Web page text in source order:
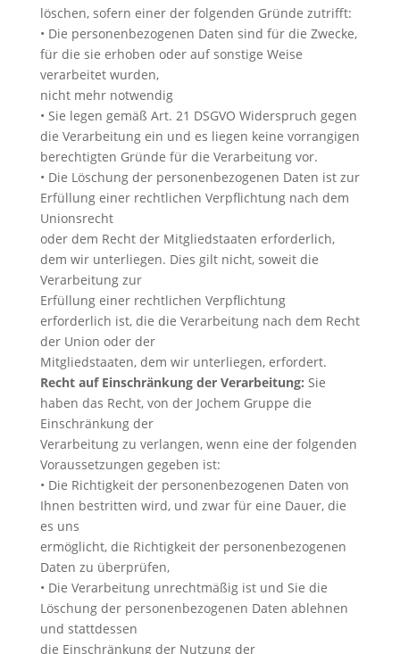
löschen, sofern einer der folgenden Gründe zutrifft:
• Die personenbezogenen Daten sind für die Zwecke,
für die sie erhoben oder auf sonstige Weise
verarbeitet wurden,
nicht mehr notwendig
• Sie legen gemäß Art. 21 DSGVO Widerspruch gegen
die Verarbeitung ein und es liegen keine vorrangigen
berechtigten Gründe für die Verarbeitung vor.
• Die Löschung der personenbezogenen Daten ist zur
Erfüllung einer rechtlichen Verpflichtung nach dem
Unionsrecht
oder dem Recht der Mitgliedstaaten erforderlich,
dem wir unterliegen. Dies gilt nicht, soweit die
Verarbeitung zur
Erfüllung einer rechtlichen Verpflichtung
erforderlich ist, die die Verarbeitung nach dem Recht
der Union oder der
Mitgliedstaaten, dem wir unterliegen, erfordert.
Recht auf Einschränkung der Verarbeitung: Sie
haben das Recht, von der Jochem Gruppe die
Einschränkung der
Verarbeitung zu verlangen, wenn eine der folgenden
Voraussetzungen gegeben ist:
• Die Richtigkeit der personenbezogenen Daten von
Ihnen bestritten wird, und zwar für eine Dauer, die
es uns
ermöglicht, die Richtigkeit der personenbezogenen
Daten zu überprüfen,
• Die Verarbeitung unrechtmäßig ist und Sie die
Löschung der personenbezogenen Daten ablehnen
und stattdessen
die Einschränkung der Nutzung der